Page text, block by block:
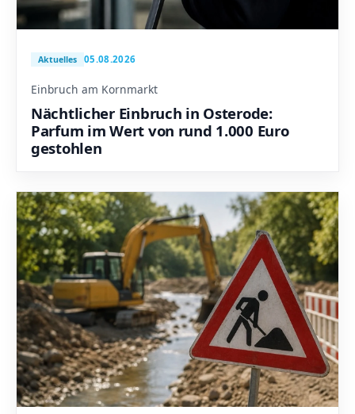
Aktuelles 05.08.2026
Einbruch am Kornmarkt
Nächtlicher Einbruch in Osterode:
Parfum im Wert von rund 1.000 Euro
gestohlen